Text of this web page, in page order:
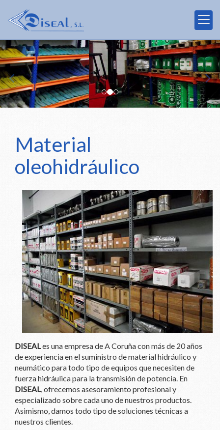
prev
Material
oleohidráulico
DISEALes una empresa de A Coruña con más de 20 años
de experiencia en el suministro de material hidráulico y
neumático para todo tipo de equipos que necesiten de
fuerza hidráulica para la transmisión de potencia. En
DISEAL, ofrecemos asesoramiento profesional y
especializado sobre cada uno de nuestros productos.
Asimismo, damos todo tipo de soluciones técnicas a
nuestros clientes.